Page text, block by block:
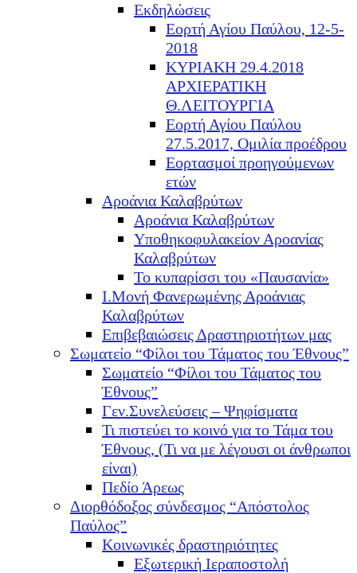
Εκδηλώσεις
Εορτή Αγίου Παύλου, 12-5-
2018
ΚΥΡΙΑΚΗ 29.4.2018
ΑΡΧΙΕΡΑΤΙΚΗ
Θ.ΛΕΙΤΟΥΡΓΙΑ
Εορτή Αγίου Παύλου
27.5.2017, Ομιλία προέδρου
Εορτασμοί προηγούμενων
ετών
Αροάνια Καλαβρύτων
Αροάνια Καλαβρύτων
Υποθηκοφυλακείον Αροανίας
Καλαβρύτων
Το κυπαρίσσι του «Παυσανία»
Ι.Μονή Φανερωμένης Αροάνιας
Καλαβρύτων
Επιβεβαιώσεις Δραστηριοτήτων μας
Σωματείο “Φίλοι του Τάματος του Έθνους”
Σωματείο “Φίλοι του Τάματος του
Έθνους”
Γεν.Συνελεύσεις – Ψηφίσματα
Τι πιστεύει το κοινό για το Τάμα του
Έθνους, (Τι να με λέγουσι οι άνθρωποι
είναι)
Πεδίο Άρεως
Διορθόδοξος σύνδεσμος “Απόστολος
Παύλος”
Κοινωνικές δραστηριότητες
Εξωτερική Ιεραποστολή